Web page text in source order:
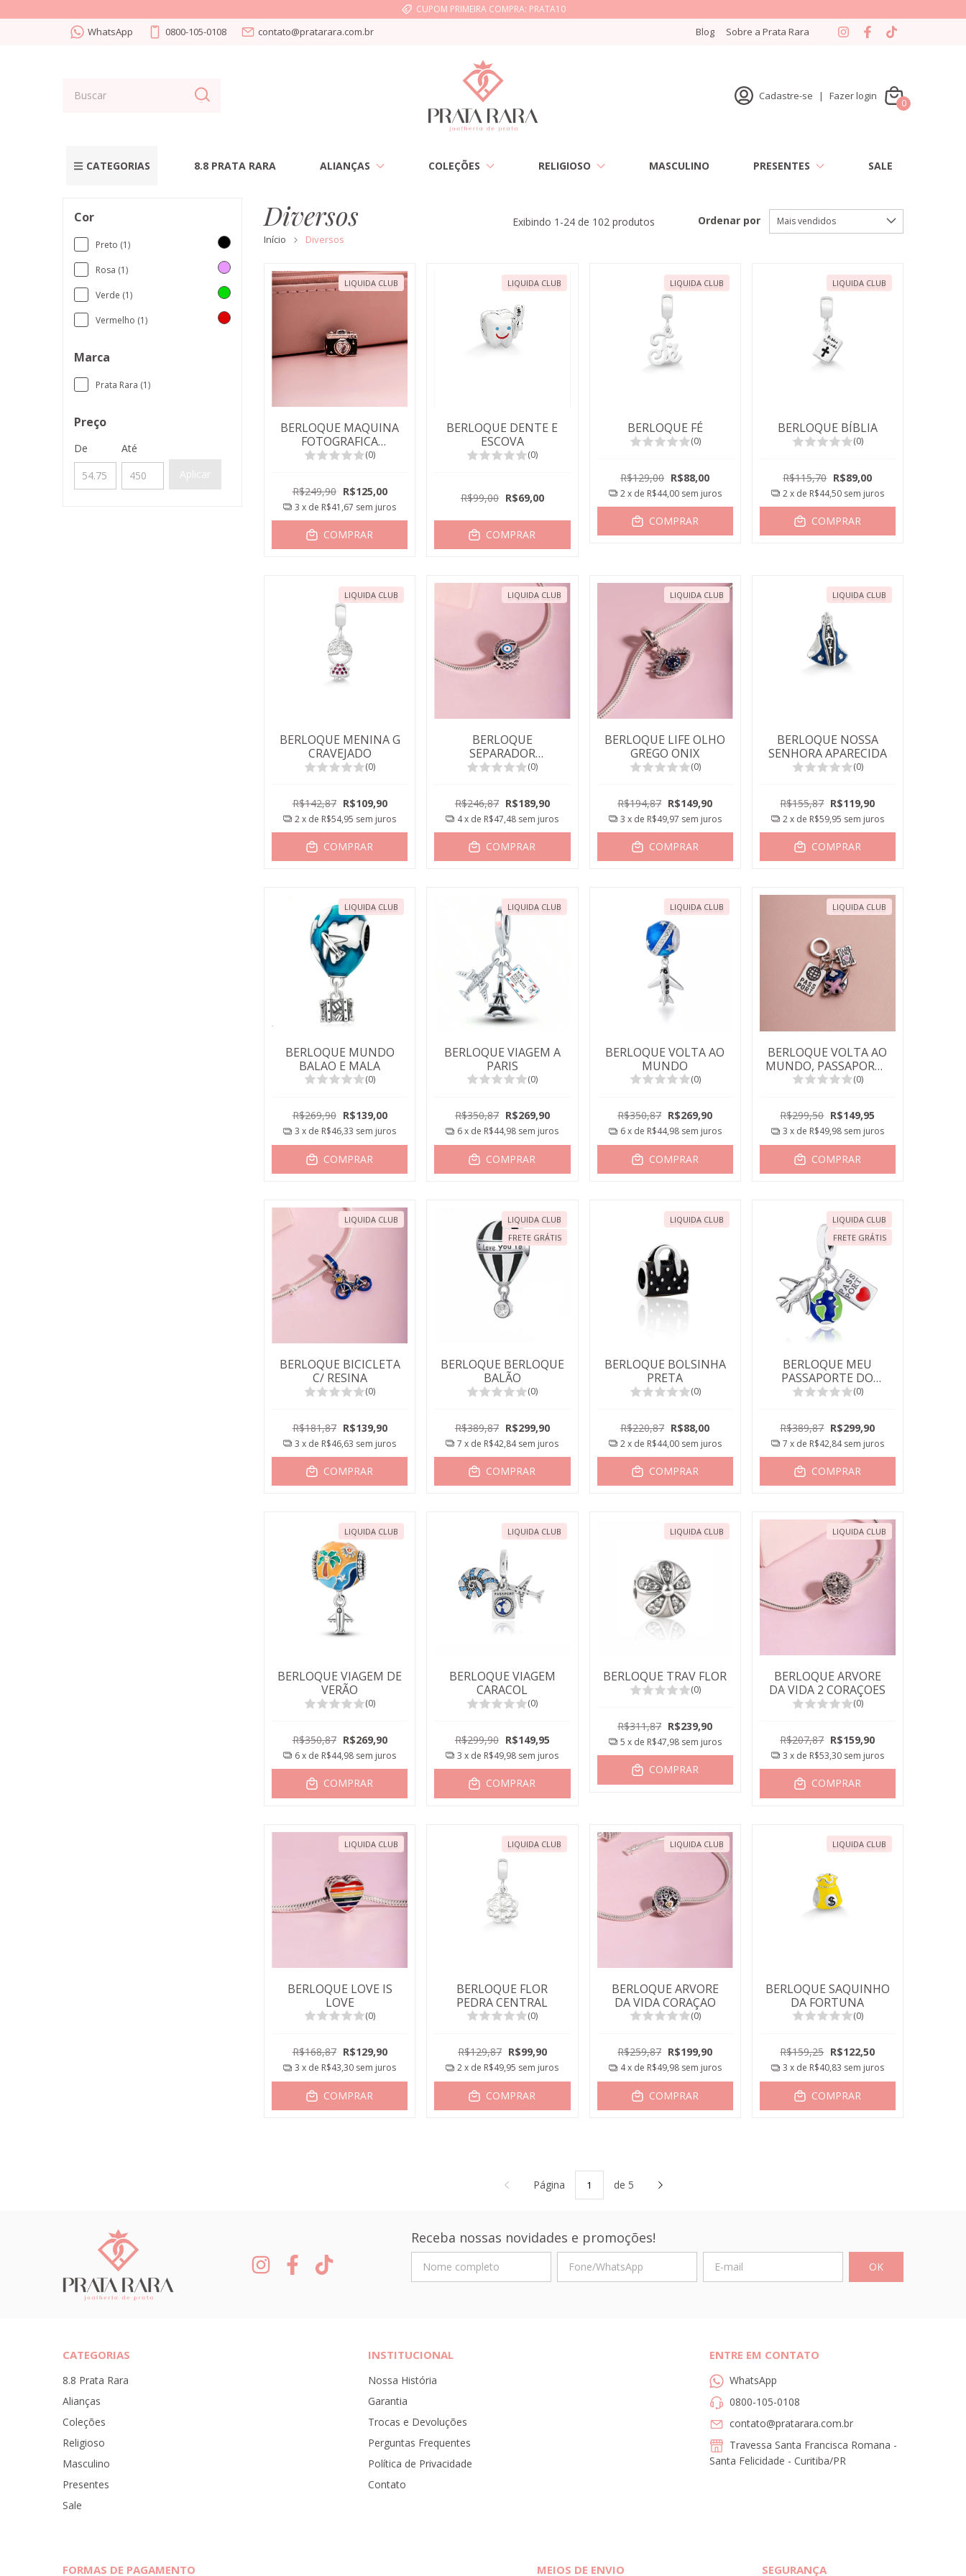
CUPOM PRIMEIRA COMPRA: PRATA10
WhatsApp 0800-105-0108 contato@pratarara.com.br Blog Sobre a Prata Rara
Cadastre-se | Fazer login
0
CATEGORIAS 8.8 PRATA RARA ALIANÇAS COLEÇÕES RELIGIOSO MASCULINO PRESENTES SALE
Cor
Preto (1)
Rosa (1)
Verde (1)
Vermelho (1)
Marca
Prata Rara (1)
Preço
De
Até
Aplicar
Diversos
Início Diversos
Exibindo 1-24 de 102 produtos Ordenar por
LIQUIDA CLUB
BERLOQUE MAQUINA
FOTOGRAFICA
CORAÇÃO(0)
R$249,90 R$125,00
3 x de R$41,67 sem juros
COMPRAR
LIQUIDA CLUB
BERLOQUE DENTE E
ESCOVA
(0)
R$99,00 R$69,00
COMPRAR
LIQUIDA CLUB
BERLOQUE FÉ
(0)
R$129,00 R$88,00
2x de R$44,00 sem juros
COMPRAR
LIQUIDA CLUB
BERLOQUE BÍBLIA
(0)
R$115,70 R$89,00
2x de R$44,50 sem juros
COMPRAR
LIQUIDA CLUB
BERLOQUE MENINA G
CRAVEJADO
(0)
R$142,87 R$109,90
2x de R$54,95 sem juros
COMPRAR
LIQUIDA CLUB
BERLOQUE
SEPARADOR
REDONDO OLHO
(0)
R$246,87 R$189,90
4x de R$47,48 sem juros
COMPRAR
LIQUIDA CLUB
BERLOQUE LIFE OLHO
GREGO ONIX
(0)
R$194,87 R$149,90
3 x de R$49,97 sem juros
COMPRAR
LIQUIDA CLUB
BERLOQUE NOSSA
SENHORA APARECIDA
(0)
R$155,87 R$119,90
2x de R$59,95 sem juros
COMPRAR
LIQUIDA CLUB
BERLOQUE MUNDO
BALAO E MALA
(0)
R$269,90 R$139,00
3 x de R$46,33 sem juros
COMPRAR
LIQUIDA CLUB
BERLOQUE VIAGEM A
PARIS
(0)
R$350,87 R$269,90
6x de R$44,98 sem juros
COMPRAR
LIQUIDA CLUB
BERLOQUE VOLTA AO
MUNDO
(0)
R$350,87 R$269,90
6x de R$44,98 sem juros
COMPRAR
LIQUIDA CLUB
BERLOQUE VOLTA AO
MUNDO, PASSAPORTE
E MALETA(0)
R$299,50 R$149,95
3 x de R$49,98 sem juros
COMPRAR
LIQUIDA CLUB
BERLOQUE BICICLETA
C/ RESINA
(0)
R$181,87 R$139,90
3 x de R$46,63 sem juros
COMPRAR
LIQUIDA CLUB
FRETE GRÁTIS
BERLOQUE BERLOQUE
BALÃO
(0)
R$389,87 R$299,90
7 x de R$42,84 sem juros
COMPRAR
LIQUIDA CLUB
BERLOQUE BOLSINHA
PRETA
(0)
R$220,87 R$88,00
2x de R$44,00 sem juros
COMPRAR
LIQUIDA CLUB
FRETE GRÁTIS
BERLOQUE MEU
PASSAPORTE DO
MUNDO (0)
R$389,87 R$299,90
7 x de R$42,84 sem juros
COMPRAR
LIQUIDA CLUB
BERLOQUE VIAGEM DE
VERÃO
(0)
R$350,87 R$269,90
6x de R$44,98 sem juros
COMPRAR
LIQUIDA CLUB
BERLOQUE VIAGEM
CARACOL
(0)
R$299,90 R$149,95
3 x de R$49,98 sem juros
COMPRAR
LIQUIDA CLUB
BERLOQUE TRAV FLOR
(0)
R$311,87 R$239,90
5 x de R$47,98 sem juros
COMPRAR
LIQUIDA CLUB
BERLOQUE ARVORE
DA VIDA 2 CORAÇOES
(0)
R$207,87 R$159,90
3 x de R$53,30 sem juros
COMPRAR
LIQUIDA CLUB
BERLOQUE LOVE IS
LOVE
(0)
R$168,87 R$129,90
3 x de R$43,30 sem juros
COMPRAR
LIQUIDA CLUB
BERLOQUE FLOR
PEDRA CENTRAL
(0)
R$129,87 R$99,90
2x de R$49,95 sem juros
COMPRAR
LIQUIDA CLUB
BERLOQUE ARVORE
DA VIDA CORAÇAO
(0)
R$259,87 R$199,90
4x de R$49,98 sem juros
COMPRAR
LIQUIDA CLUB
BERLOQUE SAQUINHO
DA FORTUNA
(0)
R$159,25 R$122,50
3 x de R$40,83 sem juros
COMPRAR
Página de 5
Receba nossas novidades e promoções!
CATEGORIAS
8.8 Prata Rara
Alianças
Coleções
Religioso
Masculino
Presentes
Sale
INSTITUCIONAL
Nossa História
Garantia
Trocas e Devoluções
Perguntas Frequentes
Política de Privacidade
Contato
ENTRE EM CONTATO
WhatsApp
0800-105-0108
contato@pratarara.com.br
Travessa Santa Francisca Romana -
Santa Felicidade - Curitiba/PR
FORMAS DE PAGAMENTO MEIOS DE ENVIO SEGURANÇA